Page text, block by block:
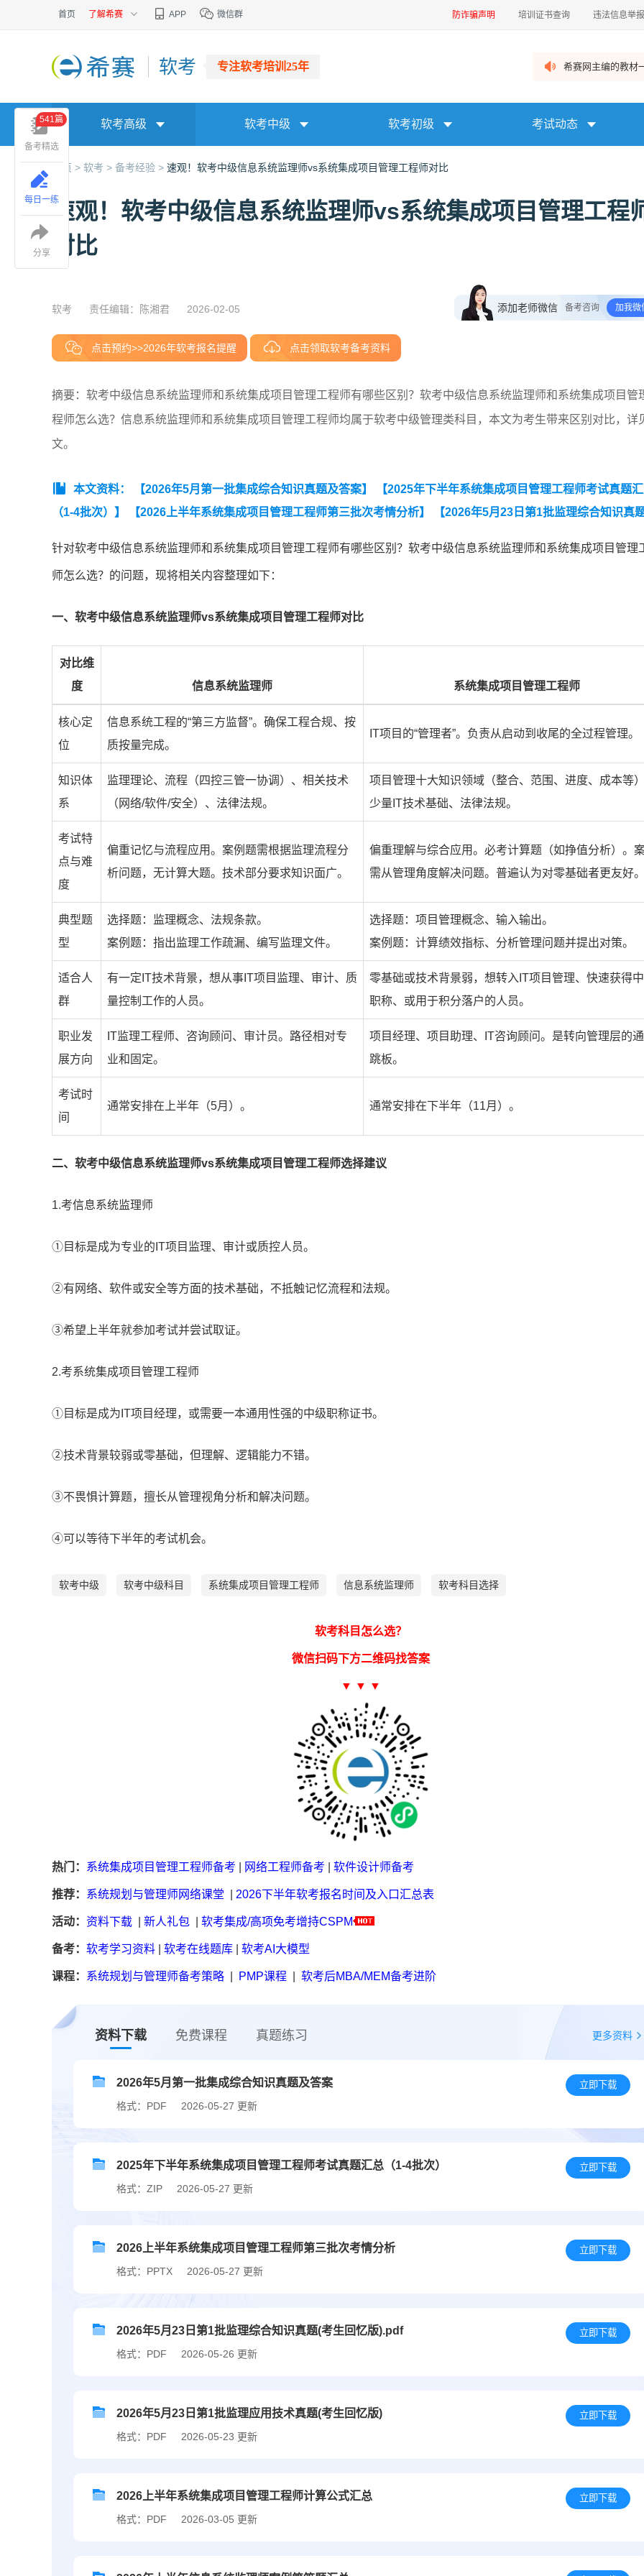
首页 了解希赛 APP 微信群 防诈骗声明 培训证书查询 违法信息举报
软考 专注软考培训25年 希赛网主编的教材
软考高级 软考中级 软考初级 考试动态
首页 > 软考 > 备考经验 > 速观！软考中级信息系统监理师vs系统集成项目管理工程师对比
速观！软考中级信息系统监理师vs系统集成项目管理工程
对比
软考 责任编辑：陈湘君 2026-02-05 添加老师微信 备考咨询 加我微
点击预约>>2026年软考报名提醒 点击领取软考备考资料
摘要：软考中级信息系统监理师和系统集成项目管理工程师有哪些区别？软考中级信息系统监理师和系统集成项目管
程师怎么选？信息系统监理师和系统集成项目管理工程师均属于软考中级管理类科目，本文为考生带来区别对比，详
文。
本文资料： 【2026年5月第一批集成综合知识真题及答案】
【2025年下半年系统集成项目管理工程师考试真题
（1-4批次）】
【2026上半年系统集成项目管理工程师第三批次考情分析】
【2026年5月23日第1批监理综合知识真
针对软考中级信息系统监理师和系统集成项目管理工程师有哪些区别？软考中级信息系统监理师和系统集成项目管理
师怎么选？的问题，现将相关内容整理如下：
一、软考中级信息系统监理师vs系统集成项目管理工程师对比
对比维
度
信息系统监理师 系统集成项目管理工程师
核心定
位
信息系统工程的“第三方监督”。确保工程合规、按
质按量完成。
IT项目的“管理者”。负责从启动到收尾的全过程管理。
知识体
系
监理理论、流程（四控三管一协调）、相关技术
（网络/软件/安全）、法律法规。
项目管理十大知识领域（整合、范围、进度、成本等）
少量IT技术基础、法律法规。
考试特
点与难
度
偏重记忆与流程应用。案例题需根据监理流程分
析问题，无计算大题。技术部分要求知识面广。
偏重理解与综合应用。必考计算题（如挣值分析）。
需从管理角度解决问题。普遍认为对零基础者更友好。
典型题
型
选择题：监理概念、法规条款。
案例题：指出监理工作疏漏、编写监理文件。
选择题：项目管理概念、输入输出。
案例题：计算绩效指标、分析管理问题并提出对策。
适合人
群
有一定IT技术背景，想从事IT项目监理、审计、质
量控制工作的人员。
零基础或技术背景弱，想转入IT项目管理、快速获得
职称、或用于积分落户的人员。
职业发
展方向
IT监理工程师、咨询顾问、审计员。路径相对专
业和固定。
项目经理、项目助理、IT咨询顾问。是转向管理层的通
跳板。
考试时
间
通常安排在上半年（5月）。 通常安排在下半年（11月）。
二、软考中级信息系统监理师vs系统集成项目管理工程师选择建议
1.考信息系统监理师
①目标是成为专业的IT项目监理、审计或质控人员。
②有网络、软件或安全等方面的技术基础，不抵触记忆流程和法规。
③希望上半年就参加考试并尝试取证。
2.考系统集成项目管理工程师
①目标是成为IT项目经理，或需要一本通用性强的中级职称证书。
②技术背景较弱或零基础，但理解、逻辑能力不错。
③不畏惧计算题，擅长从管理视角分析和解决问题。
④可以等待下半年的考试机会。
软考中级 软考中级科目 系统集成项目管理工程师 信息系统监理师 软考科目选择
软考科目怎么选？
微信扫码下方二维码找答案
▼ ▼ ▼
热门： 系统集成项目管理工程师备考 网络工程师备考 软件设计师备考
推荐： 系统规划与管理师网络课堂 2026下半年软考报名时间及入口汇总表
活动： 资料下载 新人礼包 软考集成/高项免考增持CSPM
备考： 软考学习资料 软考在线题库 软考AI大模型
课程： 系统规划与管理师备考策略 PMP课程 软考后MBA/MEM备考进阶
资料下载 免费课程 真题练习 更多资料
2026年5月第一批集成综合知识真题及答案
格式：PDF 2026-05-27 更新
立即下载
2025年下半年系统集成项目管理工程师考试真题汇总（1-4批次）
格式：ZIP 2026-05-27 更新
立即下载
2026上半年系统集成项目管理工程师第三批次考情分析
格式：PPTX 2026-05-27 更新
立即下载
2026年5月23日第1批监理综合知识真题(考生回忆版).pdf
格式：PDF 2026-05-26 更新
立即下载
2026年5月23日第1批监理应用技术真题(考生回忆版)
格式：PDF 2026-05-23 更新
立即下载
2026上半年系统集成项目管理工程师计算公式汇总
格式：PDF 2026-03-05 更新
立即下载
备考精选
541篇
每日一练
分享